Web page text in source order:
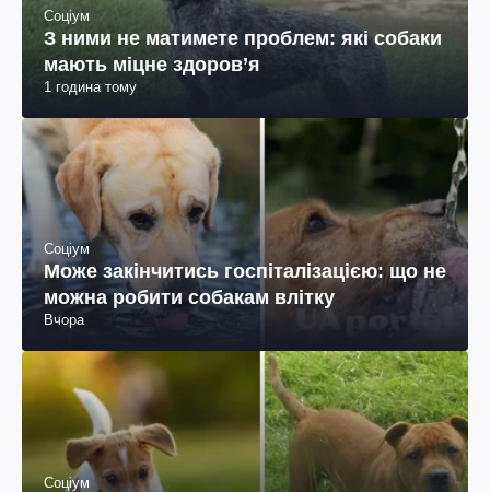
Соціум
З ними не матимете проблем: які собаки
мають міцне здоров’я
1 година тому
Соціум
Може закінчитись госпіталізацією: що не
можна робити собакам влітку
Вчора
Соціум